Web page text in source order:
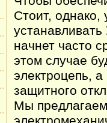
Стоит, однако,
начнет часто
этом случае
электроцепь,
защитного
Мы